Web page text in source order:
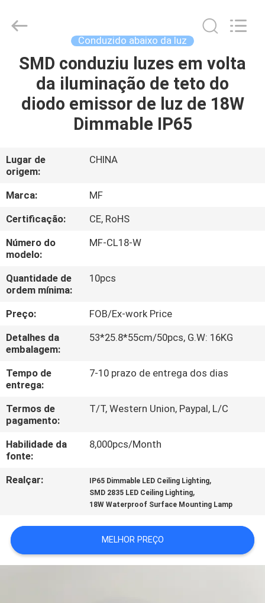
CASA
PRODUTOS
QUEM
SOMOS
EXCURSÃO
DA
FÁBRICA
CONTROLE
DA
QUALIDADE
CONTACTE-
NOS
PEÇA
CITAÇÕES
MAPA
DO
SITE
Ming
Conduzido abaixo da luz
SMD conduziu luzes em volta
da iluminação de teto do
diodo emissor de luz de 18W
Dimmable IP65
Lugar de
origem:
CHINA
Marca:
MF
Certificação:
CE, RoHS
Número do
modelo:
MF-CL18-W
Quantidade de
ordem mínima:
10pcs
Preço:
FOB/Ex-work Price
Detalhes da
embalagem:
53*25.8*55cm/50pcs, G.W: 16KG
Tempo de
entrega:
7-10 prazo de entrega dos dias
Termos de
pagamento:
T/T, Western Union, Paypal, L/C
Habilidade da
fonte:
8,000pcs/Month
Realçar: IP65 Dimmable LED Ceiling Lighting,
SMD 2835 LED Ceiling Lighting,
18W Waterproof Surface Mounting Lamp
MELHOR PREÇO